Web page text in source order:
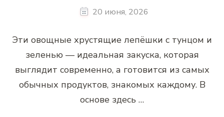
20 июня, 2026
Эти овощные хрустящие лепёшки с тунцом и
зеленью — идеальная закуска, которая
выглядит современно, а готовится из самых
обычных продуктов, знакомых каждому. В
основе здесь …